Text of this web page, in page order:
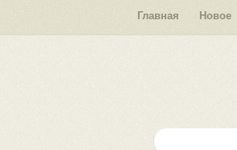
Главная Новое